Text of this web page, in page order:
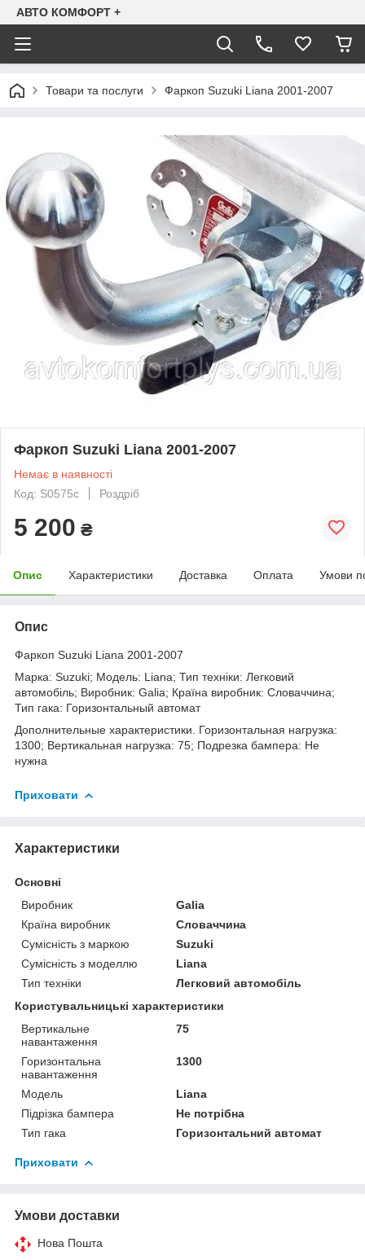
АВТО КОМФОРТ +
Товари та послуги Фаркоп Suzuki Liana 2001-2007
Фаркоп Suzuki Liana 2001-2007
Немає в наявності
Код: S0575c
Роздріб
5 200 ₴
Опис Характеристики Доставка Оплата Умови
Опис
Фаркоп Suzuki Liana 2001-2007
Марка: Suzuki; Модель: Liana; Тип техніки: Легковий
автомобіль; Виробник: Galia; Країна виробник: Словаччина;
Тип гака: Горизонтальный автомат
Дополнительные характеристики. Горизонтальная нагрузка:
1300; Вертикальная нагрузка: 75; Подрезка бампера: Не
нужна
Приховати
Характеристики
Основні
Виробник
Galia
Країна виробник
Словаччина
Сумісність з маркою
Suzuki
Сумісність з моделлю
Liana
Тип техніки
Легковий автомобіль
Користувальницькі характеристики
Вертикальне
навантаження
75
Горизонтальна
навантаження
1300
Мoдель
Liana
Підрізка бампера
Не потрібна
Тип гака
Горизонтальний автомат
Приховати
Умови доставки
Нова Пошта